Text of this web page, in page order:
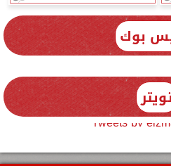
بوك
Tweets by